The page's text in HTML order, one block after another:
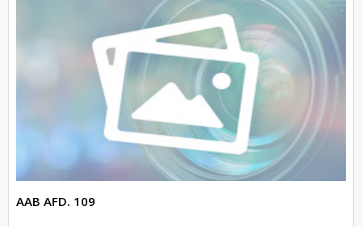
AAB AFD. 109